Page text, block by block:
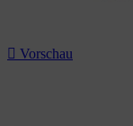
 Vorschau